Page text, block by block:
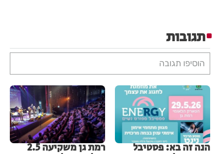
תגובות
הוסיפו תגובה
הנה זה בא: פסטיבל רמת גן משקיעה 2.5